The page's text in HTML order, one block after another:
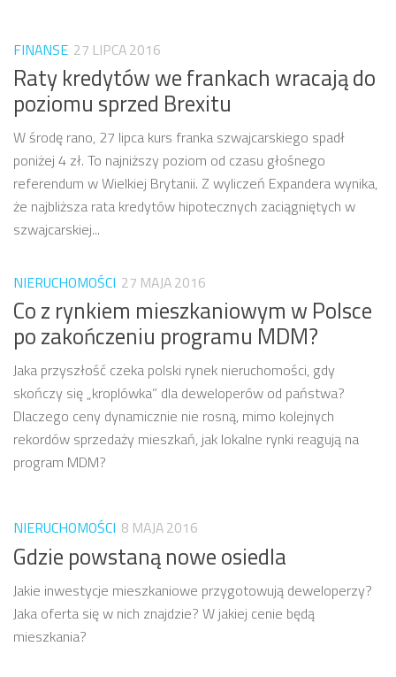
FINANSE 27 LIPCA 2016
Raty kredytów we frankach wracają do
poziomu sprzed Brexitu
W środę rano, 27 lipca kurs franka szwajcarskiego spadł
poniżej 4 zł. To najniższy poziom od czasu głośnego
referendum w Wielkiej Brytanii. Z wyliczeń Expandera wynika,
że najbliższa rata kredytów hipotecznych zaciągniętych w
szwajcarskiej...
NIERUCHOMOŚCI 27 MAJA 2016
Co z rynkiem mieszkaniowym w Polsce
po zakończeniu programu MDM?
Jaka przyszłość czeka polski rynek nieruchomości, gdy
skończy się „kroplówka” dla deweloperów od państwa?
Dlaczego ceny dynamicznie nie rosną, mimo kolejnych
rekordów sprzedaży mieszkań, jak lokalne rynki reagują na
program MDM?
NIERUCHOMOŚCI 8 MAJA 2016
Gdzie powstaną nowe osiedla
Jakie inwestycje mieszkaniowe przygotowują deweloperzy?
Jaka oferta się w nich znajdzie? W jakiej cenie będą
mieszkania?